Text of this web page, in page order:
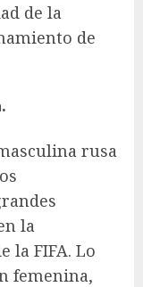
de la
de
rusa
la
la FIFA. Lo
femenina,